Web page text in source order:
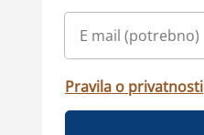
Pravila o privatnosti